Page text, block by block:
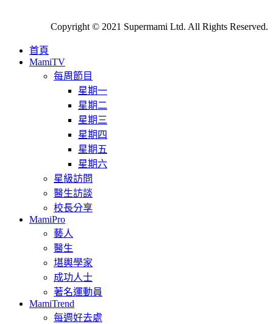
Copyright © 2021 Supermami Ltd. All Rights Reserved.
首頁
MamiTV
每周節目
星期一
星期二
星期三
星期四
星期五
星期六
星級訪問
醫生訪談
校長分享
MamiPro
藝人
醫生
堪輿學家
成功人士
著名運動員
MamiTrend
每週好去處